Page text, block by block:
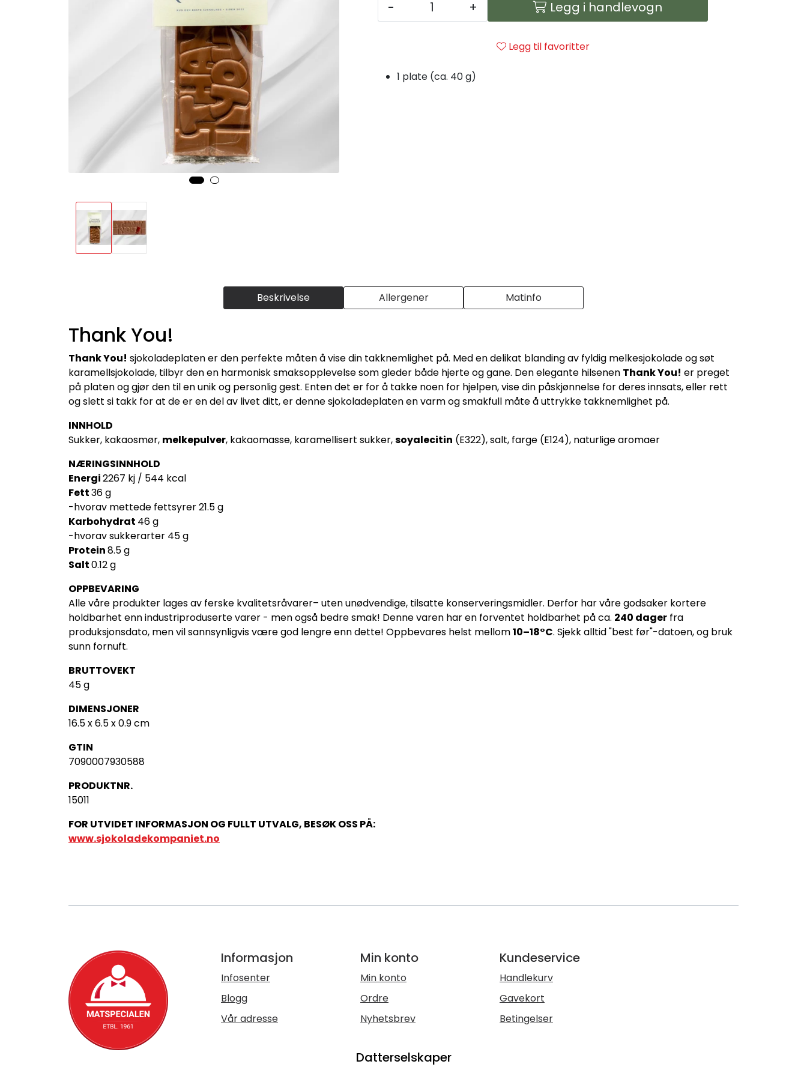
- + Legg i handlevogn
Legg til favoritter
1 plate (ca. 40 g)
Beskrivelse Allergener Matinfo
Thank You!
Thank You! sjokoladeplaten er den perfekte måten å vise din takknemlighet på. Med en delikat blanding av fyldig melkesjokolade og søt
karamellsjokolade, tilbyr den en harmonisk smaksopplevelse som gleder både hjerte og gane. Den elegante hilsenen Thank You! er preget
på platen og gjør den til en unik og personlig gest. Enten det er for å takke noen for hjelpen, vise din påskjønnelse for deres innsats, eller rett
og slett si takk for at de er en del av livet ditt, er denne sjokoladeplaten en varm og smakfull måte å uttrykke takknemlighet på.
INNHOLD
Sukker, kakaosmør, melkepulver, kakaomasse, karamellisert sukker,soyalecitin (E322), salt, farge (E124), naturlige aromaer
NÆRINGSINNHOLD
Energi2267 kj / 544 kcal
Fett36 g
-hvorav mettede fettsyrer21.5 g
Karbohydrat 46 g
-hvorav sukkerarter 45 g
Protein8.5 g
Salt0.12 g
OPPBEVARING
Alle våre produkter lages av ferske kvalitetsråvarer– uten unødvendige, tilsatte konserveringsmidler. Derfor har våre godsaker kortere
holdbarhet enn industriproduserte varer - men også bedre smak! Denne varen har en forventet holdbarhet på ca. 240 dager fra
produksjonsdato, men vil sannsynligvis være god lengre enn dette! Oppbevares helst mellom10–18°C. Sjekk alltid "best før"-datoen, og bruk
sunn fornuft.
BRUTTOVEKT
45 g
DIMENSJONER
16.5 x 6.5 x 0.9 cm
GTIN
7090007930588
PRODUKTNR.
15011
FOR UTVIDET INFORMASJON OG FULLT UTVALG, BESØK OSS PÅ:
www.sjokoladekompaniet.no
Informasjon
Infosenter
Blogg
Vår adresse
Min konto
Min konto
Ordre
Nyhetsbrev
Kundeservice
Handlekurv
Gavekort
Betingelser
Datterselskaper